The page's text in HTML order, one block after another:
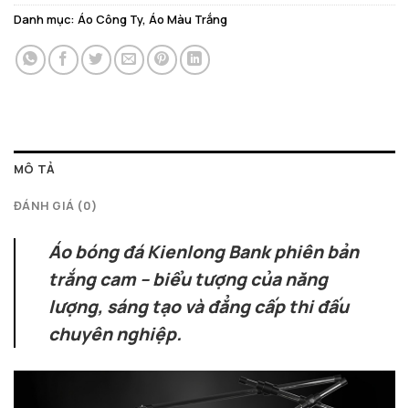
Danh mục: Áo Công Ty, Áo Màu Trắng
MÔ TẢ
ĐÁNH GIÁ (0)
Áo bóng đá Kienlong Bank phiên bản
trắng cam – biểu tượng của năng
lượng, sáng tạo và đẳng cấp thi đấu
chuyên nghiệp.